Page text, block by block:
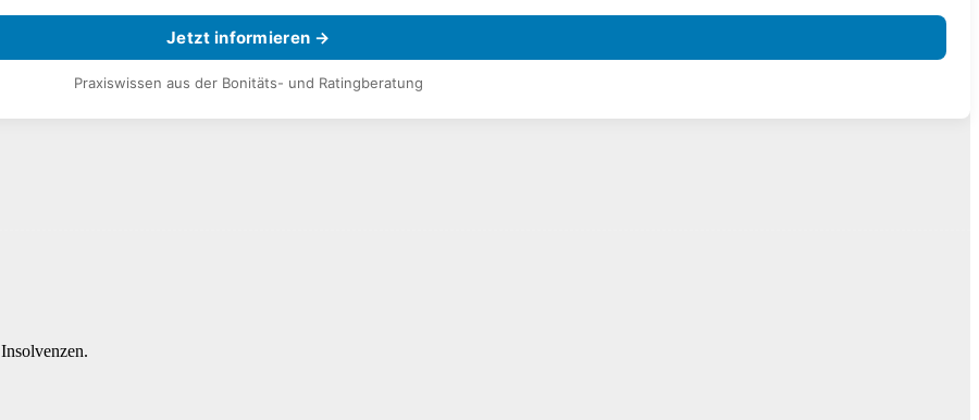
Jetzt informieren →
Praxiswissen aus der Bonitäts- und Ratingberatung
Insolvenzen.